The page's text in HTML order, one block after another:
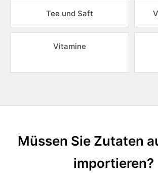
Tee und Saft
Vitamine
Müssen Sie Zutaten
importieren?